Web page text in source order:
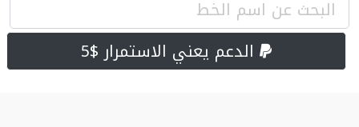
الدعم يعني الاستمرار $5